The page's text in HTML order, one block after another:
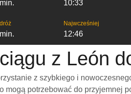
10:33
Najwcześniej
12:46
z León
z szybkiego i
potrzebować do przyjemnej